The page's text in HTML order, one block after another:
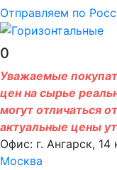
Отправляем по
0
Уважаемые
цен на сырье
могут отличаться
актуальные цены
Офис: г. Ангарск, 14
Москва